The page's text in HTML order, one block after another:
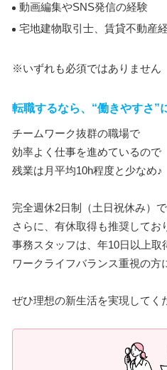
動画編集やSNS発信の経験
宅地建物取引士、賃貸不動産
※いずれも必須ではありません
転職するなら、“働きやすさ”
チームワーク抜群の職場で
効率よく仕事を進めているので
残業は月平均10h程度と少なめ♪
完全週休2日制（土日祝休み）
さらに、有休取得も推奨してお
事務スタッフは、年10日以上取
ワークライフバランス重視の方
ぜひ理想の新生活を実現してく